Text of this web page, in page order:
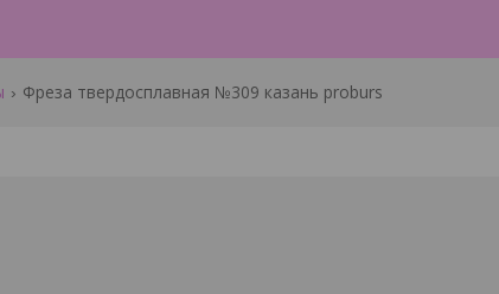
Фреза твердосплавная №309 казань proburs